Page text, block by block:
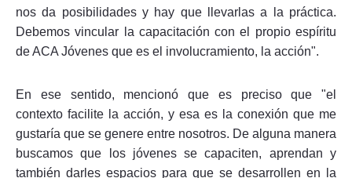
nos da posibilidades y hay que llevarlas a la práctica.
Debemos vincular la capacitación con el propio espíritu
de ACA Jóvenes que es el involucramiento, la acción".
En ese sentido, mencionó que es preciso que "el
contexto facilite la acción, y esa es la conexión que me
gustaría que se genere entre nosotros. De alguna manera
buscamos que los jóvenes se capaciten, aprendan y
también darles espacios para que se desarrollen en la